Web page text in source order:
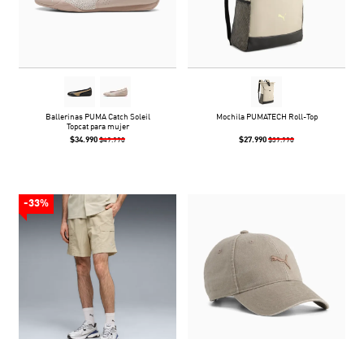
Ballerinas PUMA Catch Soleil
Topcat para mujer
$34.990 $49.990
Mochila PUMATECH Roll-Top
$27.990 $39.990
-33%